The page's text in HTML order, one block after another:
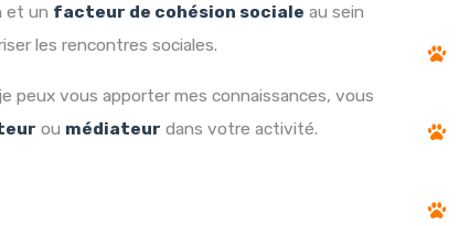
et un facteur de cohésion sociale au sein
les rencontres sociales.
peux vous apporter mes connaissances, vous
ou médiateur dans votre activité.